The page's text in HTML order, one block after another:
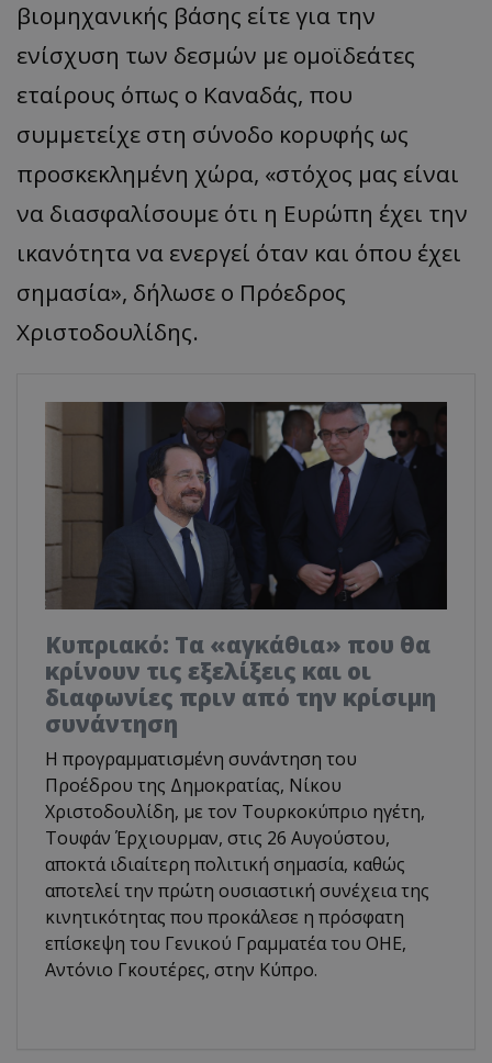
βιομηχανικής βάσης είτε για την
ενίσχυση των δεσμών με ομοϊδεάτες
εταίρους όπως ο Καναδάς, που
συμμετείχε στη σύνοδο κορυφής ως
προσκεκλημένη χώρα, «στόχος μας είναι
να διασφαλίσουμε ότι η Ευρώπη έχει την
ικανότητα να ενεργεί όταν και όπου έχει
σημασία», δήλωσε ο Πρόεδρος
Χριστοδουλίδης.
Κυπριακό: Τα «αγκάθια» που θα
κρίνουν τις εξελίξεις και οι
διαφωνίες πριν από την κρίσιμη
συνάντηση
Η προγραμματισμένη συνάντηση του
Προέδρου της Δημοκρατίας, Νίκου
Χριστοδουλίδη, με τον Τουρκοκύπριο ηγέτη,
Τουφάν Έρχιουρμαν, στις 26 Αυγούστου,
αποκτά ιδιαίτερη πολιτική σημασία, καθώς
αποτελεί την πρώτη ουσιαστική συνέχεια της
κινητικότητας που προκάλεσε η πρόσφατη
επίσκεψη του Γενικού Γραμματέα του ΟΗΕ,
Αντόνιο Γκουτέρες, στην Κύπρο.